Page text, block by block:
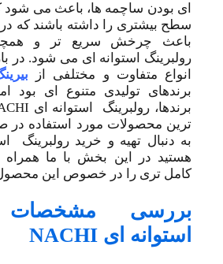
ای بودن ساچمه ها، باعث می شود
سطح بیشتری را داشته باشند که در
باعث چرخش سریع تر و
رولبرینگ استوانه ای می شود. در
انواع متفاوت و مختلفی از
برندهای تولیدی متنوع ای بود
ترین محصولات مورد استفاده در
هستید در این بخش با ما همراه
کامل تری را در خصوص این
بررسی مشخصات
استوانه ای NACHI